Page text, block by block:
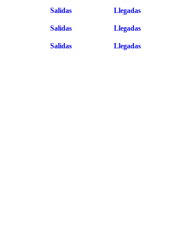
Salidas Llegadas
Salidas Llegadas
Salidas Llegadas